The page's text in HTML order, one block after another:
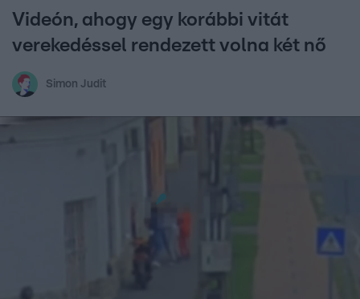
Videón, ahogy egy korábbi vitát
verekedéssel rendezett volna két nő
Simon Judit